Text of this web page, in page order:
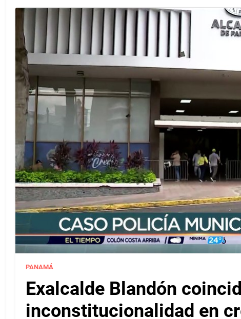
PANAMÁ
Exalcalde Blandón
inconstitucionalidad en